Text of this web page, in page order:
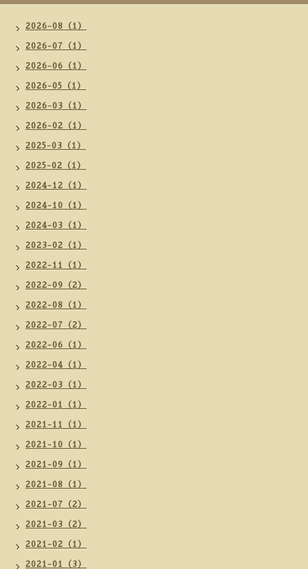
2026-08（1）
2026-07（1）
2026-06（1）
2026-05（1）
2026-03（1）
2026-02（1）
2025-03（1）
2025-02（1）
2024-12（1）
2024-10（1）
2024-03（1）
2023-02（1）
2022-11（1）
2022-09（2）
2022-08（1）
2022-07（2）
2022-06（1）
2022-04（1）
2022-03（1）
2022-01（1）
2021-11（1）
2021-10（1）
2021-09（1）
2021-08（1）
2021-07（2）
2021-03（2）
2021-02（1）
2021-01（3）